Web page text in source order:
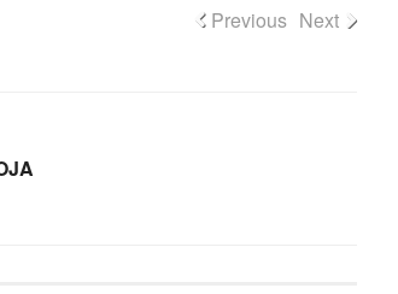
Previous Next